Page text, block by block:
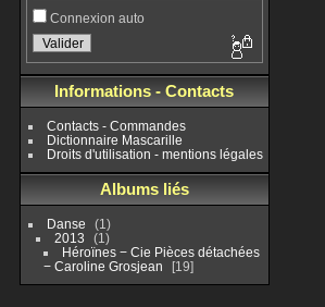
Connexion auto
Informations - Contacts
Contacts - Commandes
Dictionnaire Mascarille
Droits d'utilisation - mentions légales
Albums liés
Danse
1
2013
1
Héroïnes − Cie Pièces détachées
− Caroline Grosjean
19